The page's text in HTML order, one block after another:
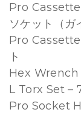
Pro
ソケット（ガ
Pro
ト
Hex Wrench
L Torx Set –
Pro Socket